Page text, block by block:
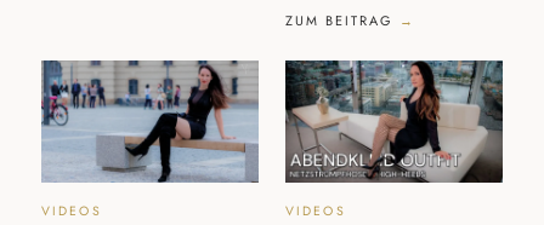
ZUM BEITRAG
VIDEOS VIDEOS